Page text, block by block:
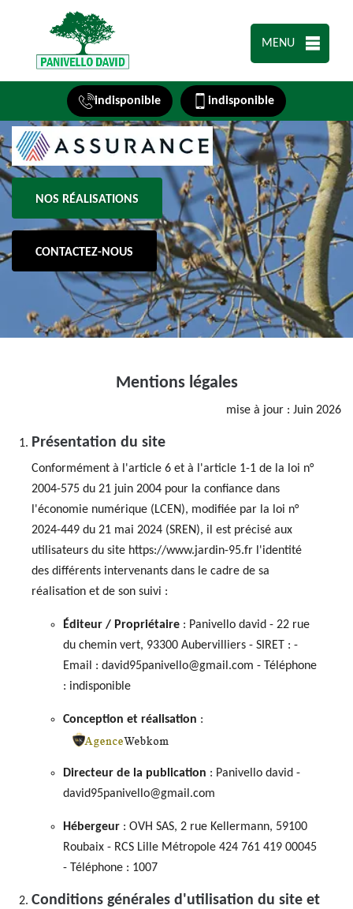
MENU
indisponible indisponible
NOS RÉALISATIONS
CONTACTEZ-NOUS
Mentions légales
mise à jour : Juin 2026
Présentation du site
Conformément à l'article 6 et à l'article 1-1 de la loi n°
2004-575 du 21 juin 2004 pour la confiance dans
l'économie numérique (LCEN), modifiée par la loi n°
2024-449 du 21 mai 2024 (SREN), il est précisé aux
utilisateurs du site https://www.jardin-95.fr l'identité
des différents intervenants dans le cadre de sa
réalisation et de son suivi :
Éditeur / Propriétaire : Panivello david - 22 rue
du chemin vert, 93300 Aubervilliers - SIRET : -
Email : david95panivello@gmail.com - Téléphone
: indisponible
Conception et réalisation :
Directeur de la publication : Panivello david -
david95panivello@gmail.com
Hébergeur : OVH SAS, 2 rue Kellermann, 59100
Roubaix - RCS Lille Métropole 424 761 419 00045
- Téléphone : 1007
Conditions générales d'utilisation du site et